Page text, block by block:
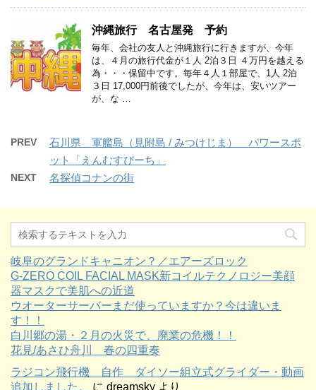
沖縄旅行 名古屋発 予約
毎年、会社の友人と沖縄旅行に行きますが、今年
は、４月の旅行代金が１人 2泊３日 ４万円を越える
為・・・保留中です。毎年４人１部屋で、1人 2泊
３日 17,000円前後でしたが、今年は、安いツアー
が、な …
PREV
石川県 軍艦島（見附島 / みつけじま） パワースポ
ット「えんむすびーち」
NEXT 名探偵コナンの街
岐阜のグランドキャニオン？／エアーズロック
G-ZERO COIL FACIAL MASK新コイルテクノロジー美顔
器マスクで美肌への近道
ウオーターサーバーまだ使っていますか？今は違いま
す！！
白川郷の湯・２月の火災で、廃業の危機！！
花見/あさひ舟川 春の四重奏
ラジコン飛行機 自作 ダイソー組立式グライダー・動画
追加しました。
に dreamsky より